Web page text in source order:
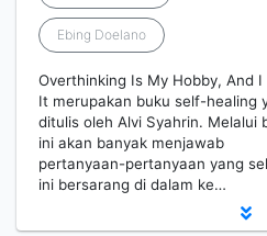
Ebing Doelano
Overthinking Is My Hobby, And I
It merupakan buku self-healing
ditulis oleh Alvi Syahrin. Melalui
ini akan banyak menjawab
pertanyaan-pertanyaan yang
ini bersarang di dalam ke…